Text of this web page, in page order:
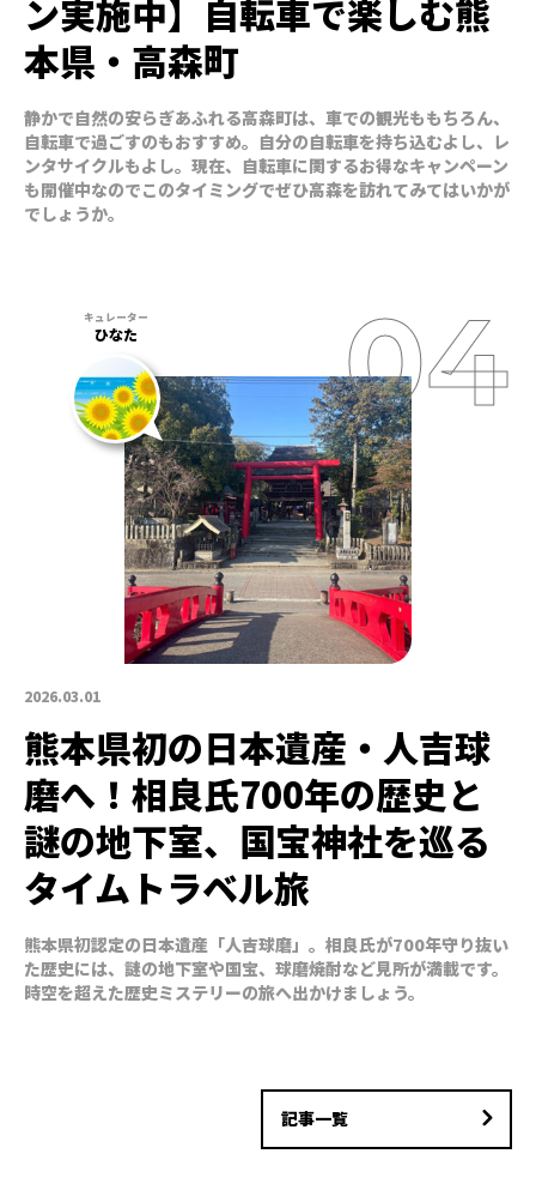
ン実施中】自転車で楽しむ熊
本県・高森町
静かで自然の安らぎあふれる高森町は、車での観光ももちろん、
自転車で過ごすのもおすすめ。自分の自転車を持ち込むよし、レ
ンタサイクルもよし。現在、自転車に関するお得なキャンペーン
も開催中なのでこのタイミングでぜひ高森を訪れてみてはいかが
でしょうか。
2026.03.01
ひなた
熊本県初の日本遺産・人吉球
磨へ！相良氏700年の歴史と
謎の地下室、国宝神社を巡る
タイムトラベル旅
熊本県初認定の日本遺産「人吉球磨」。相良氏が700年守り抜い
た歴史には、謎の地下室や国宝、球磨焼酎など見所が満載です。
時空を超えた歴史ミステリーの旅へ出かけましょう。
記事一覧